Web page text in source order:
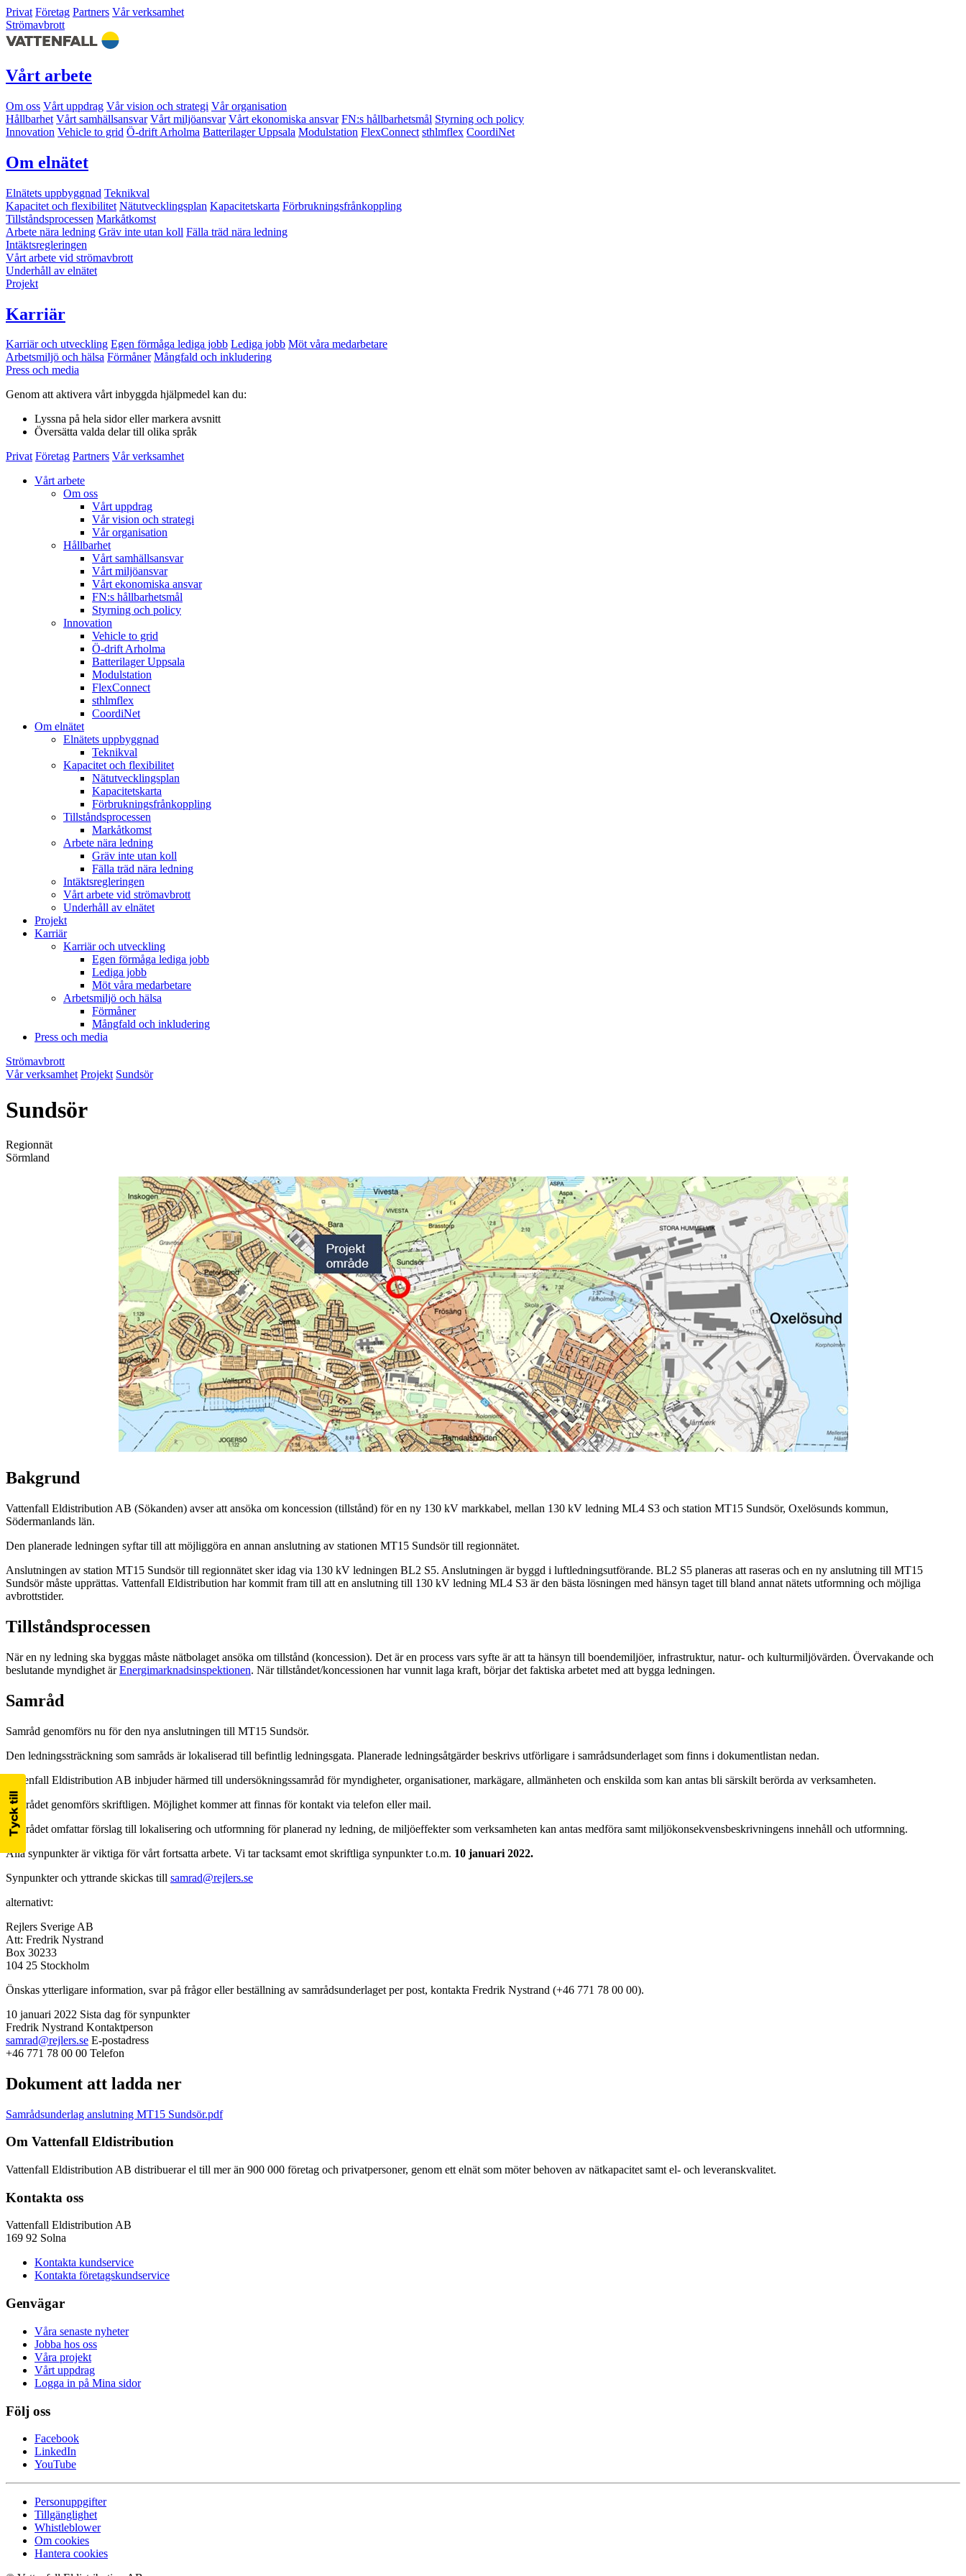
Privat Företag Partners Vår verksamhet
Strömavbrott
Vårt arbete
Om oss Vårt uppdrag Vår vision och strategi Vår organisation
Hållbarhet Vårt samhällsansvar Vårt miljöansvar Vårt ekonomiska ansvar FN:s hållbarhetsmål Styrning och policy
Innovation Vehicle to grid Ö-drift Arholma Batterilager Uppsala Modulstation FlexConnect sthlmflex CoordiNet
Om elnätet
Elnätets uppbyggnad Teknikval
Kapacitet och flexibilitet Nätutvecklingsplan Kapacitetskarta Förbrukningsfrånkoppling
Tillståndsprocessen Markåtkomst
Arbete nära ledning Gräv inte utan koll Fälla träd nära ledning
Intäktsregleringen
Vårt arbete vid strömavbrott
Underhåll av elnätet
Projekt
Karriär
Karriär och utveckling Egen förmåga lediga jobb Lediga jobb Möt våra medarbetare
Arbetsmiljö och hälsa Förmåner Mångfald och inkludering
Press och media
Genom att aktivera vårt inbyggda hjälpmedel kan du:
Lyssna på hela sidor eller markera avsnitt
Översätta valda delar till olika språk
Privat Företag Partners Vår verksamhet
Vårt arbete
Om oss
Vårt uppdrag
Vår vision och strategi
Vår organisation
Hållbarhet
Vårt samhällsansvar
Vårt miljöansvar
Vårt ekonomiska ansvar
FN:s hållbarhetsmål
Styrning och policy
Innovation
Vehicle to grid
Ö-drift Arholma
Batterilager Uppsala
Modulstation
FlexConnect
sthlmflex
CoordiNet
Om elnätet
Elnätets uppbyggnad
Teknikval
Kapacitet och flexibilitet
Nätutvecklingsplan
Kapacitetskarta
Förbrukningsfrånkoppling
Tillståndsprocessen
Markåtkomst
Arbete nära ledning
Gräv inte utan koll
Fälla träd nära ledning
Intäktsregleringen
Vårt arbete vid strömavbrott
Underhåll av elnätet
Projekt
Karriär
Karriär och utveckling
Egen förmåga lediga jobb
Lediga jobb
Möt våra medarbetare
Arbetsmiljö och hälsa
Förmåner
Mångfald och inkludering
Press och media
Strömavbrott
Vår verksamhet Projekt Sundsör
Sundsör
Regionnät
Sörmland
Bakgrund
Vattenfall Eldistribution AB (Sökanden) avser att ansöka om koncession (tillstånd) för en ny 130 kV markkabel, mellan 130 kV ledning ML4 S3 och station MT15 Sundsör, Oxelösunds kommun,
Södermanlands län.
Den planerade ledningen syftar till att möjliggöra en annan anslutning av stationen MT15 Sundsör till regionnätet.
Anslutningen av station MT15 Sundsör till regionnätet sker idag via 130 kV ledningen BL2 S5. Anslutningen är byggd i luftledningsutförande. BL2 S5 planeras att raseras och en ny anslutning till MT15
Sundsör måste upprättas. Vattenfall Eldistribution har kommit fram till att en anslutning till 130 kV ledning ML4 S3 är den bästa lösningen med hänsyn taget till bland annat nätets utformning och möjliga
avbrottstider.
Tillståndsprocessen
När en ny ledning ska byggas måste nätbolaget ansöka om tillstånd (koncession). Det är en process vars syfte är att ta hänsyn till boendemiljöer, infrastruktur, natur- och kulturmiljövärden. Övervakande och
beslutande myndighet ärEnergimarknadsinspektionen. När tillståndet/koncessionen har vunnit laga kraft, börjar det faktiska arbetet med att bygga ledningen.
Samråd
Samråd genomförs nu för den nya anslutningen till MT15 Sundsör.
Den ledningssträckning som samråds är lokaliserad till befintlig ledningsgata. Planerade ledningsåtgärder beskrivs utförligare i samrådsunderlaget som finns i dokumentlistan nedan.
Vattenfall Eldistribution AB inbjuder härmed till undersökningssamråd för myndigheter, organisationer, markägare, allmänheten och enskilda som kan antas bli särskilt berörda av verksamheten.
Samrådet genomförs skriftligen. Möjlighet kommer att finnas för kontakt via telefon eller mail.
Samrådet omfattar förslag till lokalisering och utformning för planerad ny ledning, de miljöeffekter som verksamheten kan antas medföra samt miljökonsekvensbeskrivningens innehåll och utformning.
Alla synpunkter är viktiga för vårt fortsatta arbete. Vi tar tacksamt emot skriftliga synpunkter t.o.m. 10 januari 2022.
Synpunkter och yttrande skickas till samrad@rejlers.se
alternativt:
Rejlers Sverige AB
Att: Fredrik Nystrand
Box 30233
104 25 Stockholm
Önskas ytterligare information, svar på frågor eller beställning av samrådsunderlaget per post, kontakta Fredrik Nystrand (+46 771 78 00 00).
10 januari 2022 Sista dag för synpunkter
Fredrik Nystrand Kontaktperson
samrad@rejlers.se E-postadress
+46 771 78 00 00 Telefon
Dokument att ladda ner
Samrådsunderlag anslutning MT15 Sundsör.pdf
Om Vattenfall Eldistribution
Vattenfall Eldistribution AB distribuerar el till mer än 900 000 företag och privatpersoner, genom ett elnät som möter behoven av nätkapacitet samt el- och leveranskvalitet.
Kontakta oss
Vattenfall Eldistribution AB
169 92 Solna
Kontakta kundservice
Kontakta företagskundservice
Genvägar
Våra senaste nyheter
Jobba hos oss
Våra projekt
Vårt uppdrag
Logga in på Mina sidor
Följ oss
Facebook
LinkedIn
YouTube
Personuppgifter
Tillgänglighet
Whistleblower
Om cookies
Hantera cookies